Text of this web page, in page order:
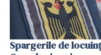
Spargerile de